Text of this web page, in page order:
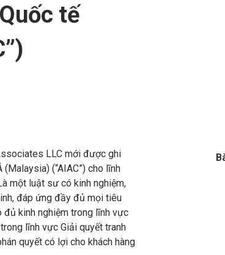
tế
LLC mới được ghi
(“AIAC”) cho lĩnh
một luật sư có kinh nghiệm,
đáp ứng đầy đủ mọi tiêu
đủ kinh nghiệm trong lĩnh vực
lĩnh vực Giải quyết tranh
quyết có lợi cho khách hàng